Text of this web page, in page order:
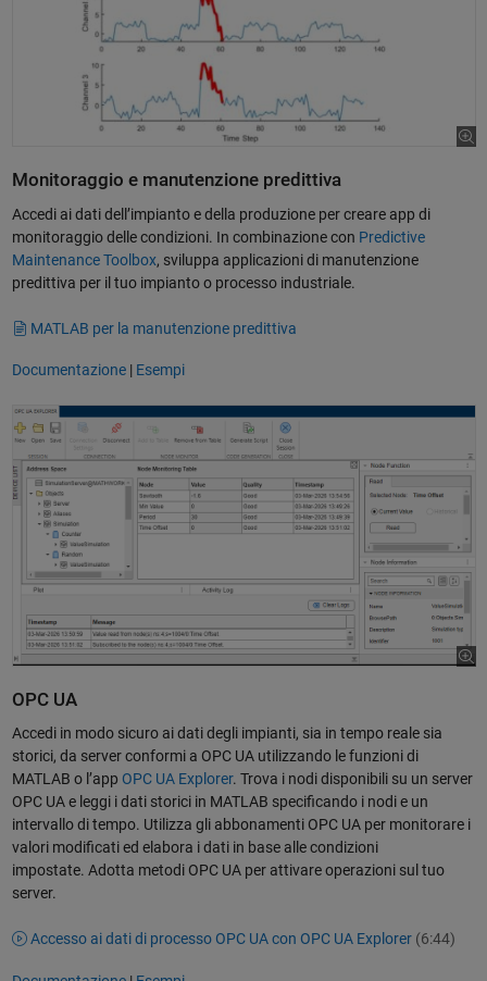
Monitoraggio e manutenzione predittiva
Accedi ai dati dell’impianto e della produzione per creare app di
monitoraggio delle condizioni. In combinazione con Predictive
Maintenance Toolbox, sviluppa applicazioni di manutenzione
predittiva per il tuo impianto o processo industriale.
MATLAB per la manutenzione predittiva
Documentazione| Esempi
OPC UA
Accedi in modo sicuro ai dati degli impianti, sia in tempo reale sia
storici, da server conformi a OPC UA utilizzando le funzioni di
MATLAB o l’app OPC UA Explorer. Trova i nodi disponibili su un server
OPC UA e leggi i dati storici in MATLAB specificando i nodi e un
intervallo di tempo. Utilizza gli abbonamenti OPC UA per monitorare i
valori modificati ed elabora i dati in base alle condizioni
impostate. Adotta metodi OPC UA per attivare operazioni sul tuo
server.
Accesso ai dati di processo OPC UA con OPC UA Explorer (6:44)